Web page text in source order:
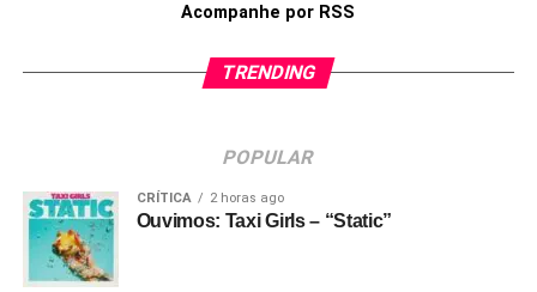
Acompanhe por RSS
TRENDING
POPULAR
CRÍTICA 2 horas ago
Ouvimos: Taxi Girls – “Static”